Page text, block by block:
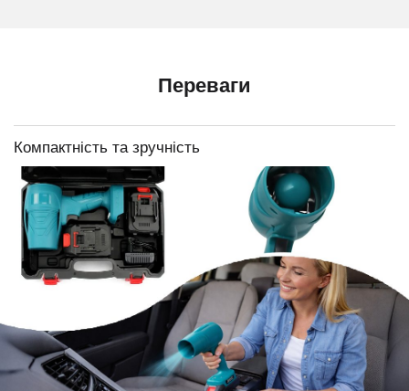
Переваги
Компактність та зручність